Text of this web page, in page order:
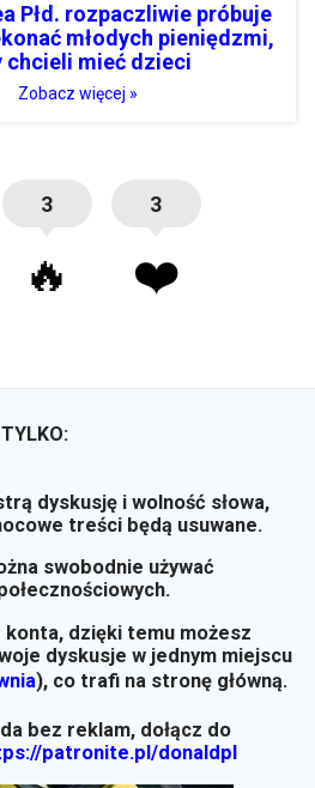
Płd. rozpaczliwie próbuje
młodych pieniędzmi,
chcieli mieć dzieci
Zobacz więcej »
3
🔥
3
❤️
dyskusję i wolność słowa,
treści będą usuwane.
swobodnie używać
konta, dzięki temu możesz
dyskusje w jednym miejscu
), co trafi na stronę główną.
bez reklam, dołącz do
patronite.pl/donaldpl